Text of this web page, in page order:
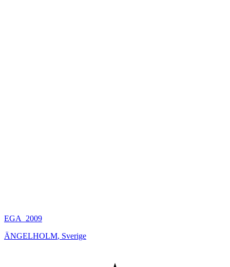
EGA_2009
ÄNGELHOLM, Sverige